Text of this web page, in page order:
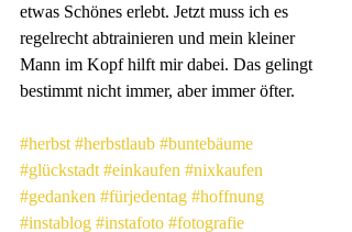
etwas Schönes erlebt. Jetzt muss ich es
regelrecht abtrainieren und mein kleiner
Mann im Kopf hilft mir dabei. Das gelingt
bestimmt nicht immer, aber immer öfter.
#herbst #herbstlaub #buntebäume
#glückstadt #einkaufen #nixkaufen
#gedanken #fürjedentag #hoffnung
#instablog #instafoto #fotografie